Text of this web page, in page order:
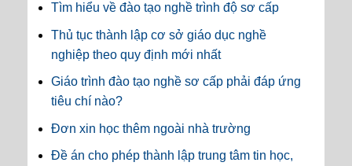
Tìm hiểu về đào tạo nghề trình độ sơ cấp
Thủ tục thành lập cơ sở giáo dục nghề
nghiệp theo quy định mới nhất
Giáo trình đào tạo nghề sơ cấp phải đáp ứng
tiêu chí nào?
Đơn xin học thêm ngoài nhà trường
Đề án cho phép thành lập trung tâm tin học,